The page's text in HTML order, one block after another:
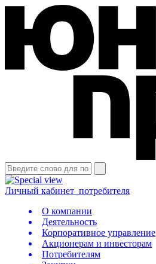
Личный кабинет потребителя
О компании
Деятельность
Корпоративное управление
Акционерам и инвесторам
Потребителям